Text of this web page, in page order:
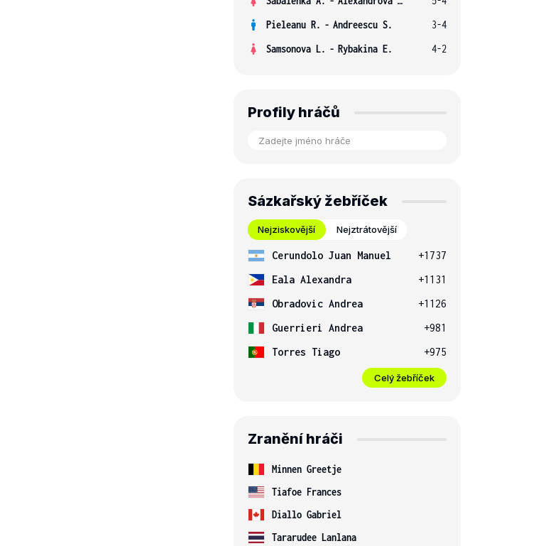
Pieleanu R. - Andreescu S.
3-4
Samsonova L. - Rybakina E. 4-2
Profily hráčů
Sázkařský žebříček
Nejziskovější Nejztrátovější
Cerundolo Juan Manuel
+1737
Eala Alexandra
+1131
Obradovic Andrea
+1126
Guerrieri Andrea
+981
Torres Tiago
+975
Celý žebříček
Zranění hráči
Minnen Greetje
Tiafoe Frances
Diallo Gabriel
Tararudee Lanlana